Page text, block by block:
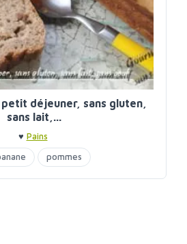
déjeuner, sans gluten,
sans lait,...
♥ Pains
pommes